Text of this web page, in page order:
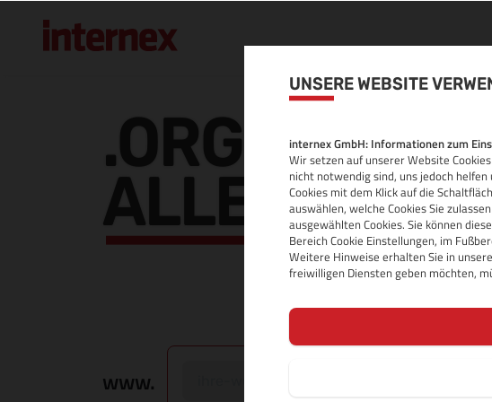
UNSERE WEBSITE
internex GmbH: Informationen zum
Wir setzen auf unserer Website
nicht notwendig sind, uns jedoch
Cookies mit dem Klick auf die
auswählen, welche Cookies Sie
ausgewählten Cookies. Sie können
Bereich Cookie Einstellungen, im
Weitere Hinweise erhalten Sie in
freiwilligen Diensten geben möchten,
.ORG.UK
ALLE INFOS
www.